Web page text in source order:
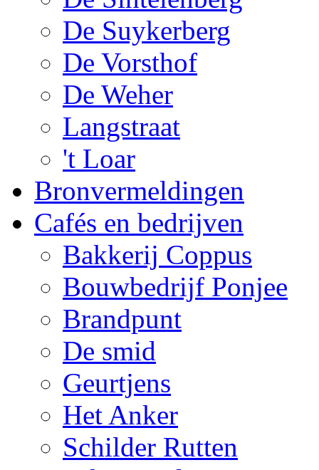
De Suykerberg
De Vorsthof
De Weher
Langstraat
't Loar
Bronvermeldingen
Cafés en bedrijven
Bakkerij Coppus
Bouwbedrijf Ponjee
Brandpunt
De smid
Geurtjens
Het Anker
Schilder Rutten